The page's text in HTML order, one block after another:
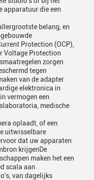
apparatuur die een
belang, en
Protection (OCP),
Voltage Protection
zorgen
tegen
van de adapter
elektronica in
vermogen een
medische
oplaadt, of een
uitwisselbare
dat uw apparaten
krijgenDe
maken het een
scala aan
van dagelijks